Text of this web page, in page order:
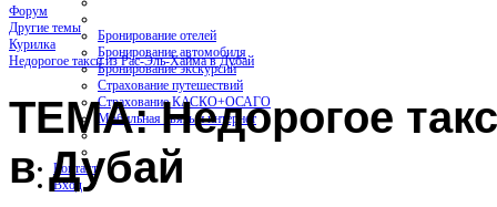
Бронирование отелей
Бронирование автомобиля
Бронирование экскурсий
Страхование путешествий
Страхование КАСКО+ОСАГО
Мобильная связь и интернет
Контакт
Вход
Форум
Другие темы
Курилка
Недорогое такси из Рас-Эль-Хайма в Дубай
ТЕМА: Недорогое
в Дубай